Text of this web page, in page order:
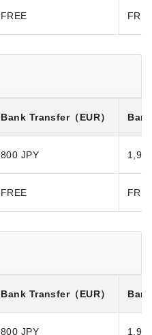
FREE
Bank Transfer（EUR）
800 JPY
FREE
Bank Transfer（EUR）
800 JPY